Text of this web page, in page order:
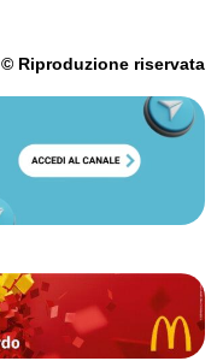
© Riproduzione riservata